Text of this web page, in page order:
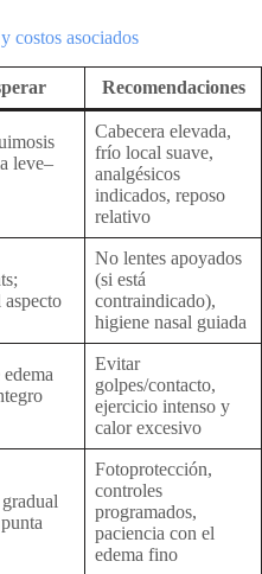
costos asociados
Recomendaciones
leve–
Cabecera elevada,
frío local suave,
analgésicos
indicados, reposo
relativo
No lentes apoyados
(si está
contraindicado),
higiene nasal guiada
Evitar
golpes/contacto,
ejercicio intenso y
calor excesivo
Fotoprotección,
controles
programados,
paciencia con el
edema fino